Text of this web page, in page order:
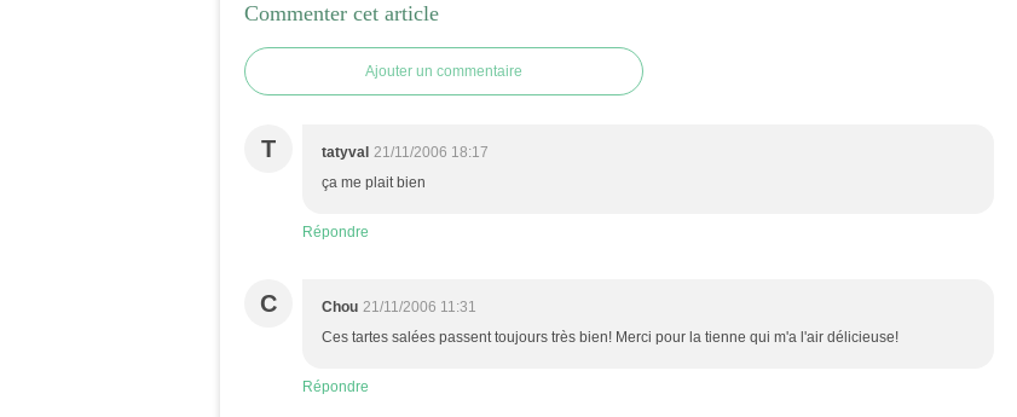
Commenter cet article
Ajouter un commentaire
T tatyval 21/11/2006 18:17
ça me plait bien
Répondre
C Chou 21/11/2006 11:31
Ces tartes salées passent toujours très bien! Merci pour la tienne qui m'a l'air délicieuse!
Répondre